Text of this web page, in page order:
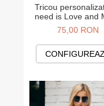
Tricou
need is Love and
Coffee - Dama
75,00 RON